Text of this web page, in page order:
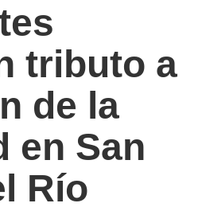
tributo a
de la
en San
Río